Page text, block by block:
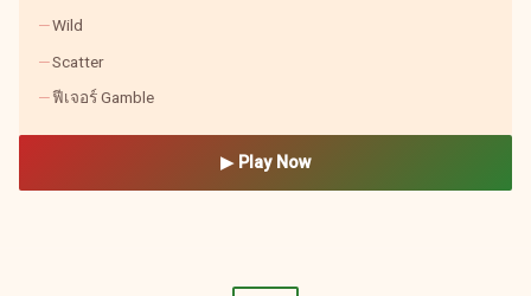
Wild
Scatter
ฟีเจอร์ Gamble
▶ Play Now